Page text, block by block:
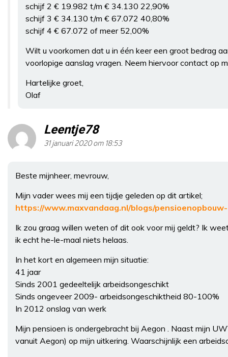
schijf 2 € 19.982 t/m € 34.130 22,90%
schijf 3 € 34.130 t/m € 67.072 40,80%
schijf 4 € 67.072 of meer 52,00%
Wilt u voorkomen dat u in één keer een groot bedrag
voorlopige aanslag vragen. Neem hiervoor contact op
Hartelijke groet,
Olaf
Leentje78
31 januari 2020 om 18:53
Beste mijnheer, mevrouw,
Mijn vader wees mij een tijdje geleden op dit artikel;
https://www.maxvandaag.nl/blogs/
Ik zou graag willen weten of dit ook voor mij geldt? Ik
ik echt he-le-maal niets helaas.
In het kort en algemeen mijn situatie:
41 jaar
Sinds 2001 gedeeltelijk arbeidsongeschikt
Sinds ongeveer 2009- arbeidsongeschiktheid 80-100%
In 2012 onslag van werk
Mijn pensioen is ondergebracht bij Aegon . Naast mijn
vanuit Aegon) op mijn uitkering. Waarschijnlijk een